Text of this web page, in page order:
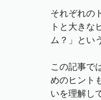
それぞれの
トと大きな
ム？」とい
この記事で
めのヒント
いを理解し